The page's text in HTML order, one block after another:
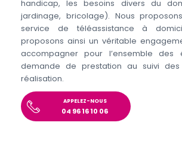
handicap, les besoins divers du
jardinage, bricolage). Nous
service de téléassistance à
proposons ainsi un véritable
accompagner pour l’ensemble
demande de prestation au suivi
réalisation.
APPELEZ-NOUS
04 96 16 10 06